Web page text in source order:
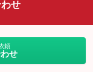
せ
頼
せ